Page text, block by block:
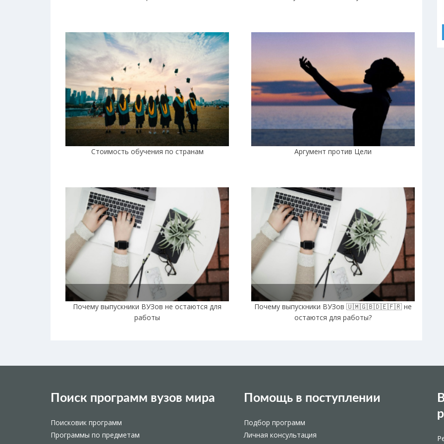
Стоимость обучения по странам Аргумент против Цели
Почему выпускники ВУЗов не остаются для
работы
Почему выпускники ВУЗов 🇺🇲🇬🇧🇩🇪🇫🇷 не
остаются для работы?
Поиск программ вузов мира
Поисковик программ
Программы по предметам
Помощь в поступлении
Подбор программ
Личная консультация